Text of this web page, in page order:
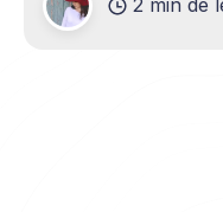
permet d’ajuster
besoins et de
2 min de